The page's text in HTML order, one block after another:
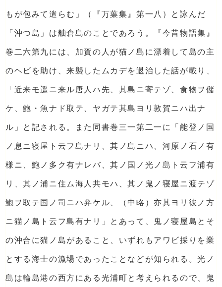
もが包みて遣らむ」（『万葉集』第一八）と詠んだ
「沖つ島」は舳倉島のことであろう。『今昔物語集』
巻二六第九には、加賀の人が猫ノ島に漂着して島の主
のヘビを助け、来襲したムカデを退治した話が載り、
「近来モ遥ニ来ル唐人ハ先、其島ニ寄テゾ、食物ヲ儲
ケ、鮑・魚ナド取テ、ヤガテ其島ヨリ敦賀ニハ出ナ
ル」と記される。また同書巻三一第二一に「能登ノ国
ノ息ニ寝屋ト云フ島ナリ、其ノ島ニハ、河原ノ石ノ有
様ニ、鮑ノ多ク有ナレバ、其ノ国ノ光ノ島ト云フ浦有
リ、其ノ浦ニ住ム海人共モハ、其ノ鬼ノ寝屋ニ渡テゾ
鮑ヲ取テ国ノ司ニハ弁ケル、（中略）亦其ヨリ彼ノ方
ニ猫ノ島ト云フ島有ナリ」とあって、鬼ノ寝屋島とそ
の沖合に猫ノ島があること、いずれもアワビ採りを業
とする海士の漁場であったことなどが知られる。光ノ
島は輪島港の西方にある光浦町と考えられるので、鬼